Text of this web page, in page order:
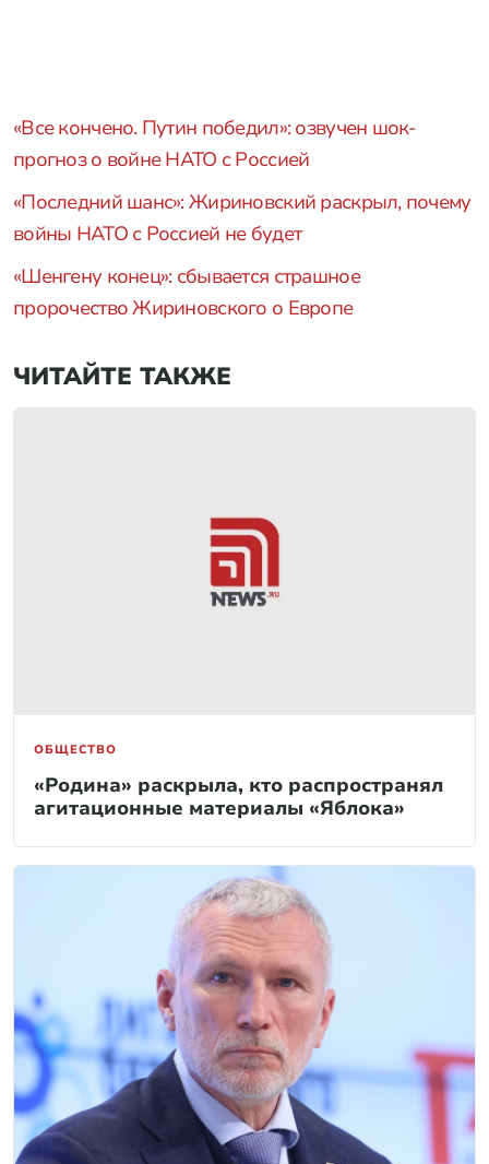
«Все кончено. Путин победил»: озвучен шок-
прогноз о войне НАТО с Россией
«Последний шанс»: Жириновский раскрыл, почему
войны НАТО с Россией не будет
«Шенгену конец»: сбывается страшное
пророчество Жириновского о Европе
ЧИТАЙТЕ ТАКЖЕ
ОБЩЕСТВО
«Родина» раскрыла, кто распространял
агитационные материалы «Яблока»